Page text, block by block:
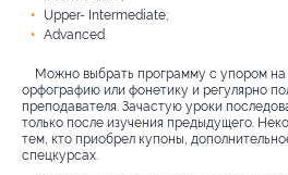
Upper- Intermediate;
Advanced.
Можно выбрать программу с упором на
орфографию или фонетику и регулярно
преподавателя. Зачастую уроки
только после изучения предыдущего.
тем, кто приобрел купоны,
спецкурсах.